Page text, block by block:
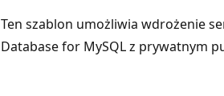
Ten szablon umożliwia wdrożenie
Database for MySQL z prywatnym